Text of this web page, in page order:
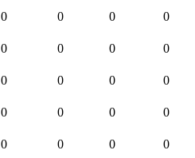
0 0 0
0
0 0 0
0
0 0 0
0
0 0 0
0
0 0 0
0